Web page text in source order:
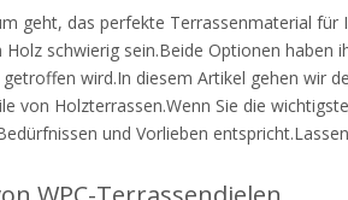
geht, das perfekte Terrassenmaterial für
schwierig sein.Beide Optionen haben
getroffen wird.In diesem Artikel gehen wir
von Holzterrassen.Wenn Sie die
und Vorlieben